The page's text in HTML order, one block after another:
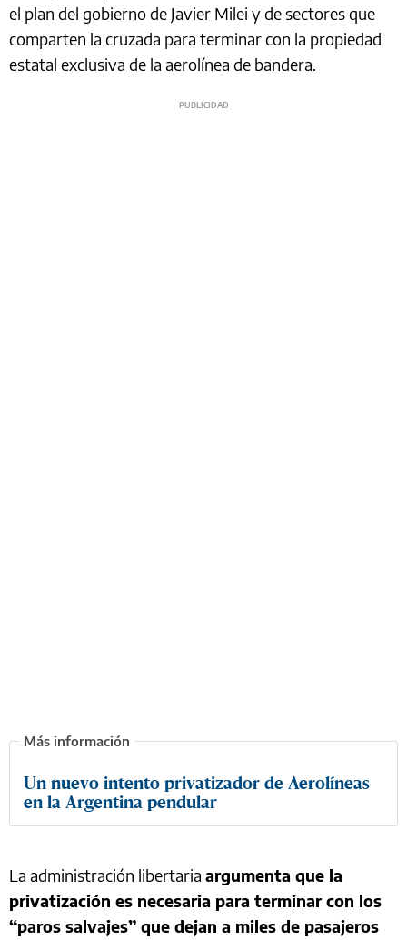
el plan del gobierno de Javier Milei y de sectores que
comparten la cruzada para terminar con la propiedad
estatal exclusiva de la aerolínea de bandera.
Un nuevo intento privatizador de Aerolíneas
en la Argentina pendular
La administración libertaria argumenta que la
privatización es necesaria para terminar con los
“paros salvajes” que dejan a miles de pasajeros